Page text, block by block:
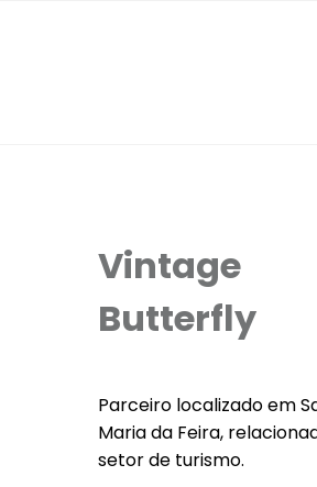
Vintage
Butterfly
Parceiro localizado em
Maria da Feira,
setor de turismo.